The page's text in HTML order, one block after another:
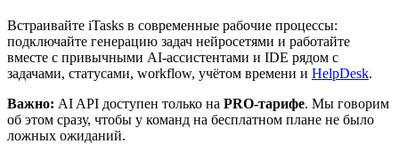
Встраивайте iTasks в современные рабочие процессы:
подключайте генерацию задач нейросетями и работайте
вместе с привычными AI-ассистентами и IDE рядом с
задачами, статусами, workflow, учётом времени и HelpDesk.
Важно: AI API доступен только на PRO-тарифе. Мы говорим
об этом сразу, чтобы у команд на бесплатном плане не было
ложных ожиданий.